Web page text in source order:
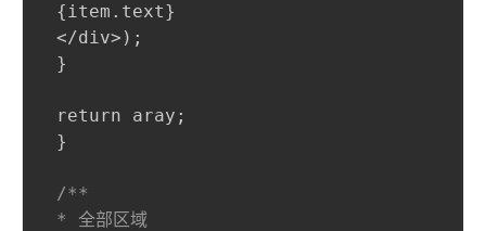
{item.text}
</div> ) ;
}
return aray ;
}
/**
* 全部区域